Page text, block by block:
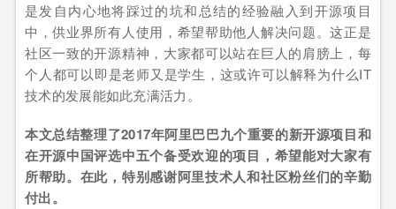
是发自内心地将踩过的坑和总结的经验融入到开源项目
中，供业界所有人使用，希望帮助他人解决问题。这正是
社区一致的开源精神，大家都可以站在巨人的肩膀上，每
个人都可以即是老师又是学生，这或许可以解释为什么IT
技术的发展能如此充满活力。
本文总结整理了2017年阿里巴巴九个重要的新开源项目和
在开源中国评选中五个备受欢迎的项目，希望能对大家有
所帮助。在此，特别感谢阿里技术人和社区粉丝们的辛勤
付出。